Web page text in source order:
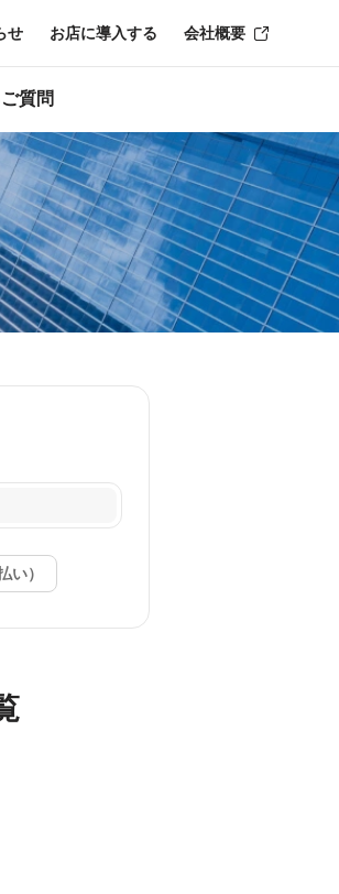
質問
せ お店に導入する 会社概要
い）